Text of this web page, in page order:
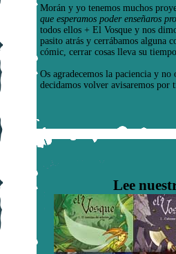
Morán y yo tenemos muchos
que esperamos poder enseñaros
todos ellos + El Vosque y nos
pasito atrás y cerrábamos alguna
cómic, cerrar cosas lleva su
Os agradecemos la paciencia y no
decidamos volver avisaremos por
Lee